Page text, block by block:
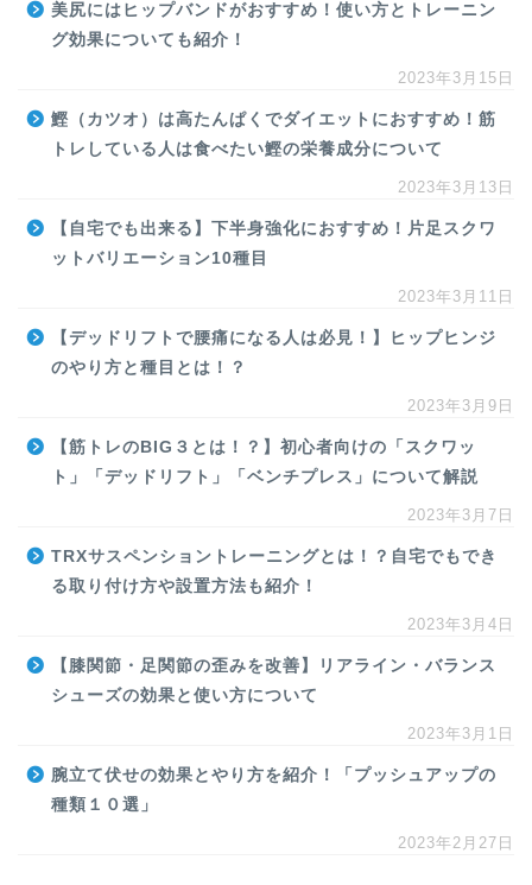
美尻にはヒップバンドがおすすめ！使い方とトレーニン
グ効果についても紹介！
2023年3月15日
鰹（カツオ）は高たんぱくでダイエットにおすすめ！筋
トレしている人は食べたい鰹の栄養成分について
2023年3月13日
【自宅でも出来る】下半身強化におすすめ！片足スクワ
ットバリエーション10種目
2023年3月11日
【デッドリフトで腰痛になる人は必見！】ヒップヒンジ
のやり方と種目とは！？
2023年3月9日
【筋トレのBIG３とは！？】初心者向けの「スクワッ
ト」「デッドリフト」「ベンチプレス」について解説
2023年3月7日
TRXサスペンショントレーニングとは！？自宅でもでき
る取り付け方や設置方法も紹介！
2023年3月4日
【膝関節・足関節の歪みを改善】リアライン・バランス
シューズの効果と使い方について
2023年3月1日
腕立て伏せの効果とやり方を紹介！「プッシュアップの
種類１０選」
2023年2月27日